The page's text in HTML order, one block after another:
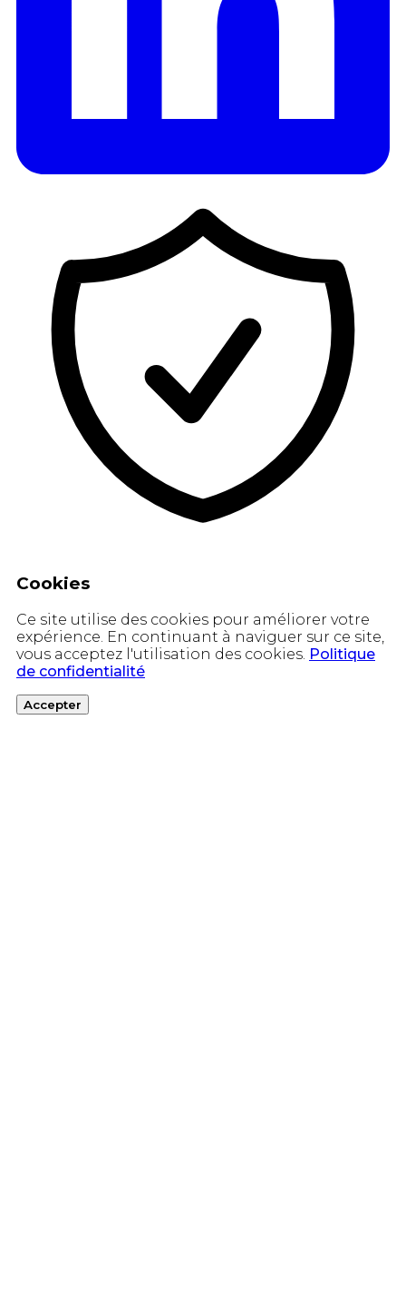
Cookies
Ce site utilise des cookies pour améliorer votre
expérience. En continuant à naviguer sur ce site,
vous acceptez l'utilisation des cookies. Politique
de confidentialité
Accepter